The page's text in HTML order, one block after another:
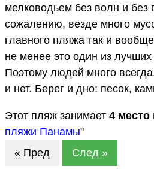
мелководьем без волн и без
сожалению, везде много
главного пляжа так и
не менее это один из
Поэтому людей много
и нет. Берег и дно: песок,
Этот пляж занимает 4 место
пляжи Панамы"
« Пред
След »